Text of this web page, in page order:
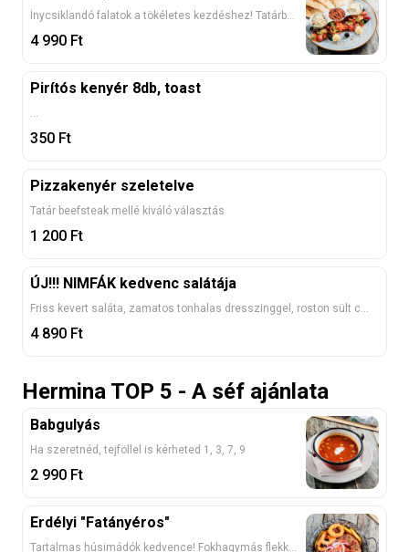
4 990 Ft
Pirítós kenyér 8db, toast
350 Ft
Pizzakenyér szeletelve
Tatár beefsteak mellé kiváló választás
1 200 Ft
ÚJ!!! NIMFÁK kedvenc salátája
4 890 Ft
Hermina TOP 5 - A séf ajánlata
Babgulyás
Ha szeretnéd, tejföllel is kérheted 1, 3, 7, 9
2 990 Ft
Erdélyi "Fatányéros"